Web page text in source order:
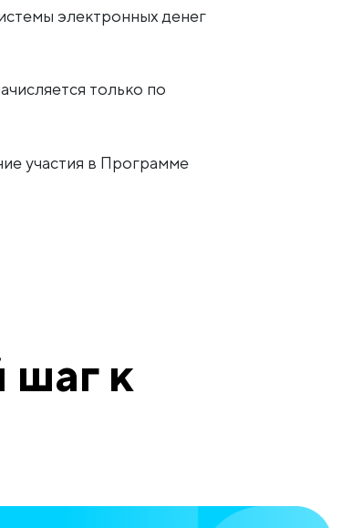
электронных денег
только по
участия в Программе
к